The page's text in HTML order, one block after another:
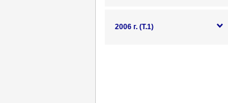
2006 г. (Т.1)